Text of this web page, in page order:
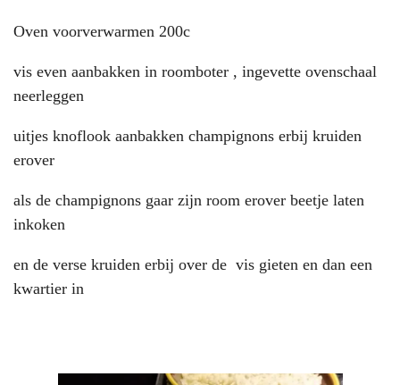
Oven voorverwarmen 200c
vis even aanbakken in roomboter , ingevette ovenschaal
neerleggen
uitjes knoflook aanbakken champignons erbij kruiden
erover
als de champignons gaar zijn room erover beetje laten
inkoken
en de verse kruiden erbij over de vis gieten en dan een
kwartier in